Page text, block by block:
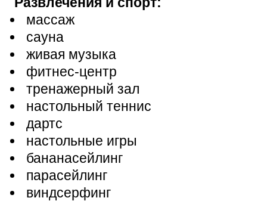
массаж
сауна
живая музыка
фитнес-центр
тренажерный зал
настольный теннис
дартс
настольные игры
бананасейлинг
парасейлинг
виндсерфинг